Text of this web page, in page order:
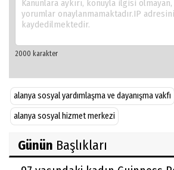
alanya sosyal yardımlaşma ve dayanışma vakfı
alanya sosyal hizmet merkezi
Günün Başlıkları